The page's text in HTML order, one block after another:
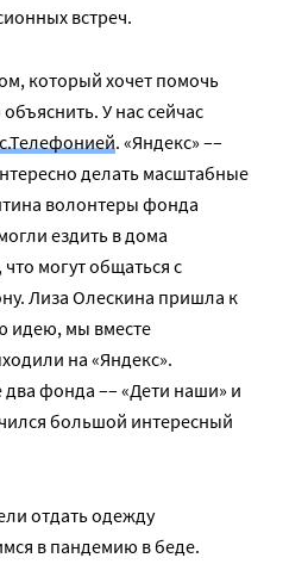
встреч.
который хочет помочь
У нас сейчас
. «Яндекс» ––
делать масштабные
волонтеры фонда
ездить в дома
могут общаться с
Лиза Олескина пришла к
идею, мы вместе
на «Яндекс».
фонда –– «Дети наши» и
большой интересный
отдать одежду
в пандемию в беде.